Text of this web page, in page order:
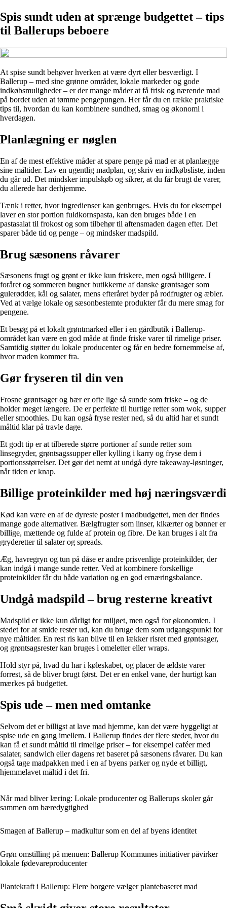
Spis sundt uden at sprænge budgettet – tips
til Ballerups beboere
At spise sundt behøver hverken at være dyrt eller besværligt. I
Ballerup – med sine grønne områder, lokale markeder og gode
indkøbsmuligheder – er der mange måder at få frisk og nærende mad
på bordet uden at tømme pengepungen. Her får du en række praktiske
tips til, hvordan du kan kombinere sundhed, smag og økonomi i
hverdagen.
Planlægning er nøglen
En af de mest effektive måder at spare penge på mad er at planlægge
sine måltider. Lav en ugentlig madplan, og skriv en indkøbsliste, inden
du går ud. Det mindsker impulskøb og sikrer, at du får brugt de varer,
du allerede har derhjemme.
Tænk i retter, hvor ingredienser kan genbruges. Hvis du for eksempel
laver en stor portion fuldkornspasta, kan den bruges både i en
pastasalat til frokost og som tilbehør til aftensmaden dagen efter. Det
sparer både tid og penge – og mindsker madspild.
Brug sæsonens råvarer
Sæsonens frugt og grønt er ikke kun friskere, men også billigere. I
foråret og sommeren bugner butikkerne af danske grøntsager som
gulerødder, kål og salater, mens efteråret byder på rodfrugter og æbler.
Ved at vælge lokale og sæsonbestemte produkter får du mere smag for
pengene.
Et besøg på et lokalt grøntmarked eller i en gårdbutik i Ballerup-
området kan være en god måde at finde friske varer til rimelige priser.
Samtidig støtter du lokale producenter og får en bedre fornemmelse af,
hvor maden kommer fra.
Gør fryseren til din ven
Frosne grøntsager og bær er ofte lige så sunde som friske – og de
holder meget længere. De er perfekte til hurtige retter som wok, supper
eller smoothies. Du kan også fryse rester ned, så du altid har et sundt
måltid klar på travle dage.
Et godt tip er at tilberede større portioner af sunde retter som
linsegryder, grøntsagssupper eller kylling i karry og fryse dem i
portionsstørrelser. Det gør det nemt at undgå dyre takeaway-løsninger,
når tiden er knap.
Billige proteinkilder med høj næringsværdi
Kød kan være en af de dyreste poster i madbudgettet, men der findes
mange gode alternativer. Bælgfrugter som linser, kikærter og bønner er
billige, mættende og fulde af protein og fibre. De kan bruges i alt fra
gryderetter til salater og spreads.
Æg, havregryn og tun på dåse er andre prisvenlige proteinkilder, der
kan indgå i mange sunde retter. Ved at kombinere forskellige
proteinkilder får du både variation og en god ernæringsbalance.
Undgå madspild – brug resterne kreativt
Madspild er ikke kun dårligt for miljøet, men også for økonomien. I
stedet for at smide rester ud, kan du bruge dem som udgangspunkt for
nye måltider. En rest ris kan blive til en lækker risret med grøntsager,
og grøntsagsrester kan bruges i omeletter eller wraps.
Hold styr på, hvad du har i køleskabet, og placer de ældste varer
forrest, så de bliver brugt først. Det er en enkel vane, der hurtigt kan
mærkes på budgettet.
Spis ude – men med omtanke
Selvom det er billigst at lave mad hjemme, kan det være hyggeligt at
spise ude en gang imellem. I Ballerup findes der flere steder, hvor du
kan få et sundt måltid til rimelige priser – for eksempel caféer med
salater, sandwich eller dagens ret baseret på sæsonens råvarer. Du kan
også tage madpakken med i en af byens parker og nyde et billigt,
hjemmelavet måltid i det fri.
Når mad bliver læring: Lokale producenter og Ballerups skoler går
sammen om bæredygtighed
Smagen af Ballerup – madkultur som en del af byens identitet
Grøn omstilling på menuen: Ballerup Kommunes initiativer påvirker
lokale fødevareproducenter
Plantekraft i Ballerup: Flere borgere vælger plantebaseret mad